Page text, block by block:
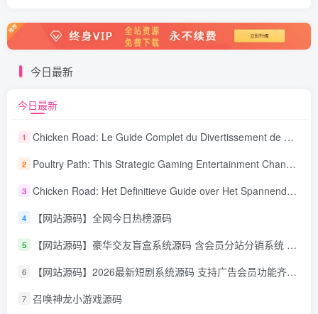
今日最新
今日最新
1 Chicken Road: Le Guide Complet du Divertissement de Maison de Jeu Stratégique
2 Poultry Path: This Strategic Gaming Entertainment Changing Sequence Forecasting
3 Chicken Road: Het Definitieve Guide over Het Spannende Gokspel
4 【网站源码】全网今日热榜源码
5 【网站源码】豪华交友盲盒系统源码 含会员分站分销系统 可易支付
6 【网站源码】2026最新短剧系统源码 支持广告会员功能齐全短剧源码
7 召唤神龙小游戏源码